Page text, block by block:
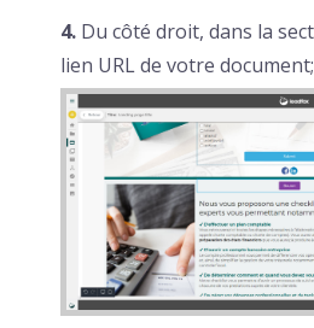
4. Du côté droit, dans la
lien URL de votre document;